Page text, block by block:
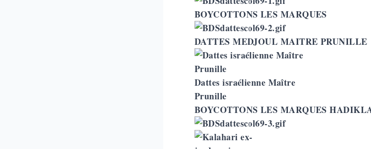
BOYCOTTONS LES MARQUES
DATTES MEDJOUL MAITRE PRUNILLE
Dattes israélienne Maître
Prunille
BOYCOTTONS LES MARQUES